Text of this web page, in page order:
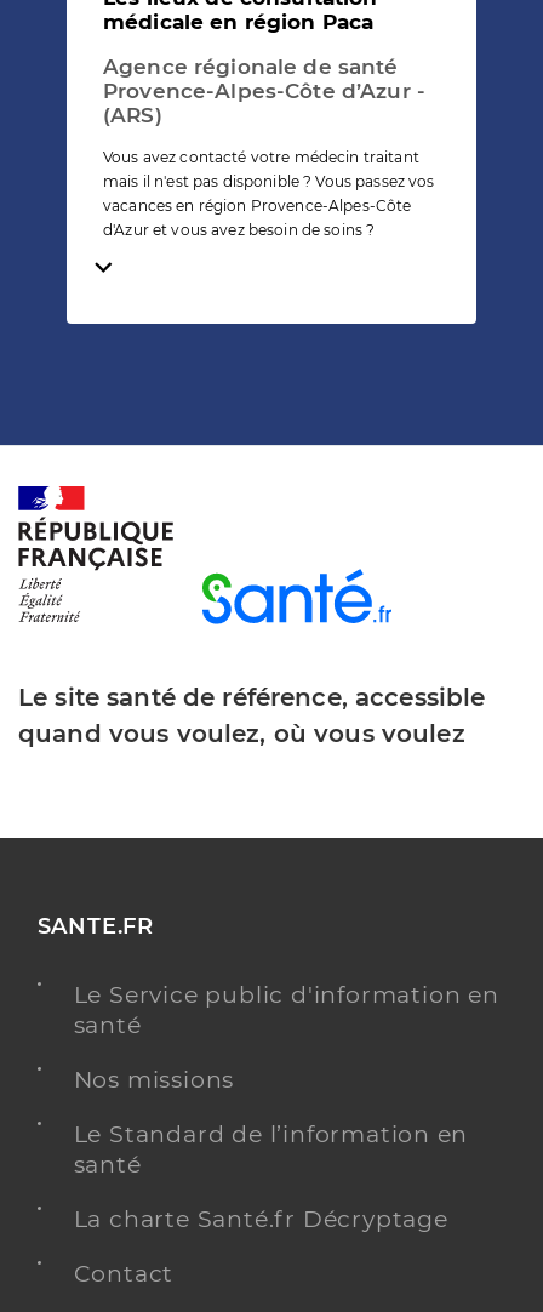
médicale en région Paca
Agence régionale de santé
Provence-Alpes-Côte d’Azur -
(ARS)
Vous avez contacté votre médecin traitant
mais il n'est pas disponible ? Vous passez vos
vacances en région Provence-Alpes-Côte
d'Azur et vous avez besoin de soins ?
Temps de lecture
Le site santé de référence, accessible
quand vous voulez, où vous voulez
SANTE.FR
Le Service public d'information en
santé
Nos missions
Le Standard de l’information en
santé
La charte Santé.fr Décryptage
Contact